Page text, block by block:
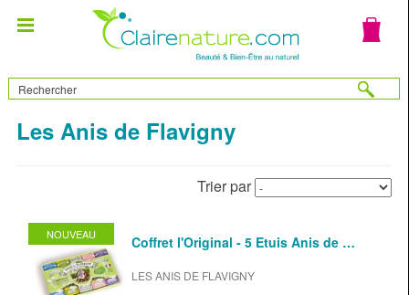
Les Anis de Flavigny
Trier par
NOUVEAU Coffret l'Original - 5 Etuis Anis de …
LES ANIS DE FLAVIGNY